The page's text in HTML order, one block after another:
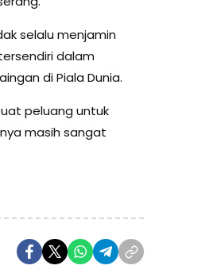
selalu menjamin
dalam
di Piala Dunia.
peluang untuk
masih sangat